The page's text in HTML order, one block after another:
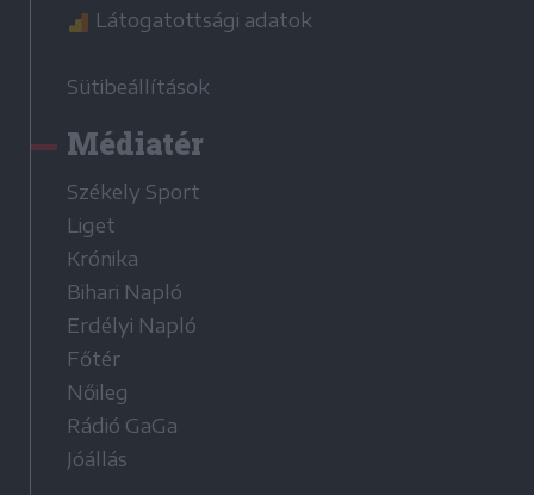
Látogatottsági adatok
Sütibeállítások
Médiatér
Székely Sport
Liget
Krónika
Bihari Napló
Erdélyi Napló
Főtér
Nőileg
Rádió GaGa
Jóállás